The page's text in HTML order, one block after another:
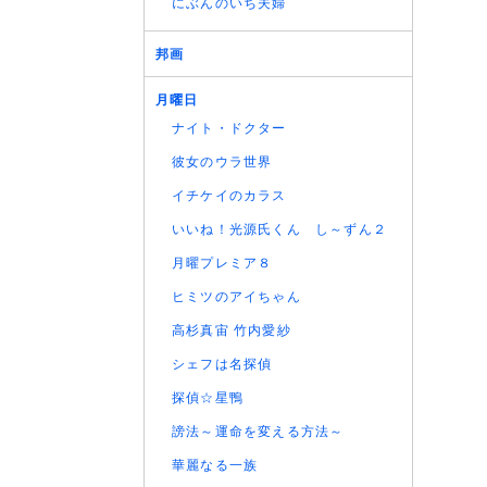
にぶんのいち夫婦
邦画
月曜日
ナイト・ドクター
彼女のウラ世界
イチケイのカラス
いいね！光源氏くん し～ずん２
月曜プレミア８
ヒミツのアイちゃん
高杉真宙 竹内愛紗
シェフは名探偵
探偵☆星鴨
謗法～運命を変える方法～
華麗なる一族